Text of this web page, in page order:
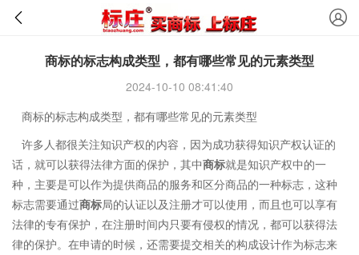
商标的标志构成类型，都有哪些常见的元素类型
2024-10-10 08:41:40
商标的标志构成类型，都有哪些常见的元素类型
许多人都很关注知识产权的内容，因为成功获得知识产权认证的
话，就可以获得法律方面的保护，其中商标就是知识产权中的一
种，主要是可以作为提供商品的服务和区分商品的一种标志，这种
标志需要通过商标局的认证以及注册才可以使用，而且也可以享有
法律的专有保护，在注册时间内只要有侵权的情况，都可以获得法
律的保护。在申请的时候，还需要提交相关的构成设计作为标志来